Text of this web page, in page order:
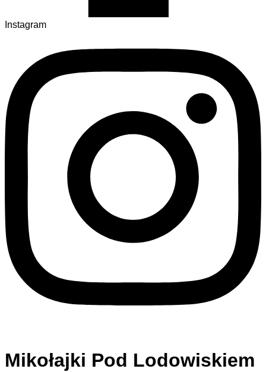
Instagram
Mikołajki Pod Lodowiskiem